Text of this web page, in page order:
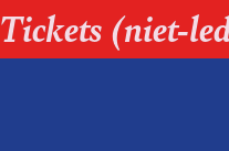
Tickets (niet-